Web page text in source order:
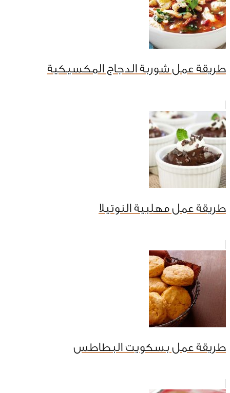
طريقة عمل شوربة الدجاج المكسيكية
طريقة عمل مهلبية النوتيلا
طريقة عمل بسكويت البطاطس